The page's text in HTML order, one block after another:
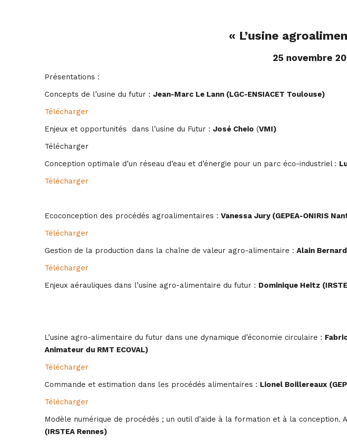
« L’usine
25 novembre
Présentations :
Concepts de l’usine du futur : Jean-Marc Le Lann (LGC-ENSIACET Toulouse)
Télécharger
Enjeux et opportunités dans l’usine du Futur : José Cheio (VMI)
Télécharger
Conception optimale d’un réseau d’eau et d’énergie pour un parc éco-industriel :
Télécharger
Ecoconception des procédés agroalimentaires : Vanessa Jury (GEPEA-ONIRIS
Télécharger
Gestion de la production dans la chaîne de valeur agro-alimentaire : Alain
Télécharger
Enjeux aérauliques dans l’usine agro-alimentaire du futur : Dominique Heitz
L’usine agro-alimentaire du futur dans une dynamique d’économie circulaire :
Animateur du RMT ECOVAL)
Télécharger
Commande et estimation dans les procédés alimentaires : Lionel Boillereaux
Télécharger
Modèle numérique de procédés ; un outil d’aide à la formation et à la conception.
(IRSTEA Rennes)